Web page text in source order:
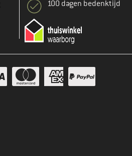
100 dagen bedenktijd